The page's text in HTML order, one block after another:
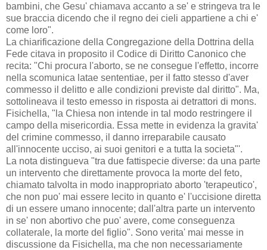
bambini, che Gesu' chiamava accanto a se' e stringeva tra le
sue braccia dicendo che il regno dei cieli appartiene a chi e'
come loro".
La chiarificazione della Congregazione della Dottrina della
Fede citava in proposito il Codice di Diritto Canonico che
recita: "Chi procura l'aborto, se ne consegue l'effetto, incorre
nella scomunica latae sententiae, per il fatto stesso d'aver
commesso il delitto e alle condizioni previste dal diritto". Ma,
sottolineava il testo emesso in risposta ai detrattori di mons.
Fisichella, "la Chiesa non intende in tal modo restringere il
campo della misericordia. Essa mette in evidenza la gravita'
del crimine commesso, il danno irreparabile causato
all'innocente ucciso, ai suoi genitori e a tutta la societa"'.
La nota distingueva "tra due fattispecie diverse: da una parte
un intervento che direttamente provoca la morte del feto,
chiamato talvolta in modo inappropriato aborto 'terapeutico',
che non puo' mai essere lecito in quanto e' l'uccisione diretta
di un essere umano innocente; dall'altra parte un intervento
in se' non abortivo che puo' avere, come conseguenza
collaterale, la morte del figlio". Sono verita' mai messe in
discussione da Fisichella, ma che non necessariamente